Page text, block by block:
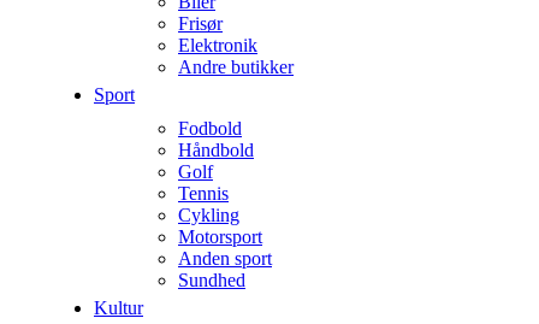
Frisør
Elektronik
Andre butikker
Sport
Fodbold
Håndbold
Golf
Tennis
Cykling
Motorsport
Anden sport
Sundhed
Kultur